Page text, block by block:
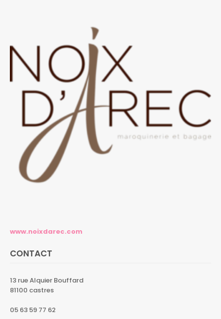
www.noixdarec.com
CONTACT
13 rue Alquier Bouffard
81100 castres
05 63 59 77 62